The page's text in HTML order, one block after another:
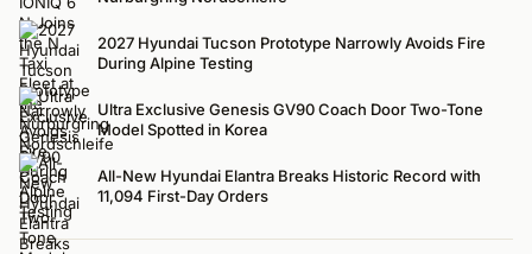
2027 Hyundai Tucson Prototype Narrowly Avoids Fire
During Alpine Testing
Ultra Exclusive Genesis GV90 Coach Door Two-Tone
Model Spotted in Korea
All-New Hyundai Elantra Breaks Historic Record with
11,094 First-Day Orders